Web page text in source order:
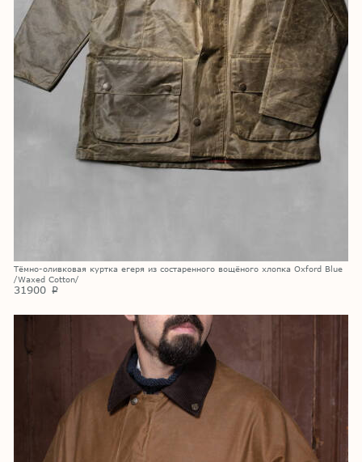
Тёмно-оливковая куртка егеря из состаренного вощёного хлопка Oxford Blue
/Waxed Cotton/
31900 p